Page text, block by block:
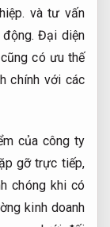
và tư vấn
động. Đại diện
có ưu thế
chính với các
của công ty
gỡ trực tiếp,
chóng khi có
kinh doanh